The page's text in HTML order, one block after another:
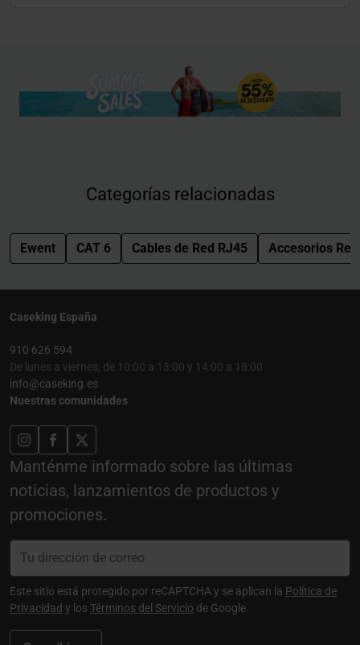
Categorías relacionadas
Ewent CAT 6 Cables de Red RJ45 Accesorios
Caseking España
910 626 594
De lunes a viernes, de 10:00 a 13:00 y 14:00 a 18:00
info@caseking.es
Nuestras comunidades
Manténme informado sobre las últimas
noticias, lanzamientos de productos y
promociones.
Este sitio está protegido por reCAPTCHA y se aplican la Política de
Privacidad y losTérminos del Servicio de Google.